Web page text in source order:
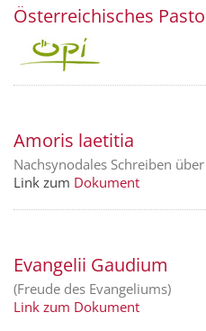
Österreichisches
Amoris laetitia
Nachsynodales Schreiben
Link zum Dokument
Evangelii Gaudium
(Freude des Evangeliums)
Link zum Dokument